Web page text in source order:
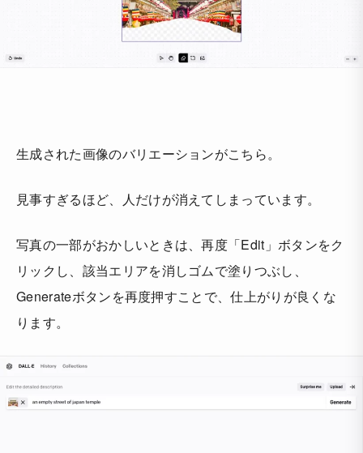
生成された画像のバリエーションがこちら。
見事すぎるほど、人だけが消えてしまっています。
写真の一部がおかしいときは、再度「Edit」ボタンをク
リックし、該当エリアを消しゴムで塗りつぶし、
Generateボタンを再度押すことで、仕上がりが良くな
ります。